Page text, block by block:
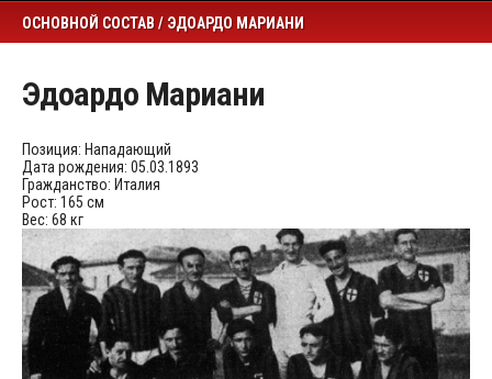
ОСНОВНОЙ СОСТАВ / ЭДОАРДО МАРИАНИ
Эдоардо Мариани
Позиция: Нападающий
Дата рождения: 05.03.1893
Гражданство: Италия
Рост: 165 см
Вес: 68 кг